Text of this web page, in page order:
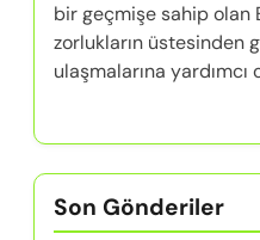
bir geçmişe sahip olan
zorlukların üstesinden
ulaşmalarına yardımcı
Son Gönderiler